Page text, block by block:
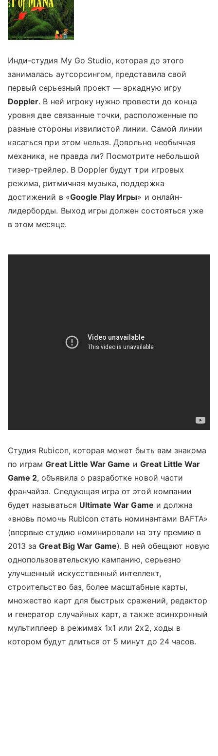
Инди-студия My Go Studio, которая до этого
занималась аутсорсингом, представила свой
первый серьезный проект — аркадную игру
Doppler. В ней игроку нужно провести до конца
уровня две связанные точки, расположенные по
разные стороны извилистой линии. Самой линии
касаться при этом нельзя. Довольно необычная
механика, не правда ли? Посмотрите небольшой
тизер-трейлер. В Doppler будут три игровых
режима, ритмичная музыка, поддержка
достижений в «Google Play Игры» и онлайн-
лидерборды. Выход игры должен состояться уже
в этом месяце.
Студия Rubicon, которая может быть вам знакома
по играмGreat Little War Game и Great Little War
Game 2, объявила о разработке новой части
франчайза. Следующая игра от этой компании
будет называться Ultimate War Game и должна
«вновь помочь Rubicon стать номинантами BAFTA»
(впервые студию номинировали на эту премию в
2013 заGreat Big War Game). В ней обещают новую
однопользовательскую кампанию, серьезно
улучшенный искусственный интеллект,
строительство баз, более масштабные карты,
множество карт для быстрых сражений, редактор
и генератор случайных карт, а также асинхронный
мультиплеер в режимах 1х1 или 2х2, ходы в
котором будут длиться от 5 минут до 24 часов.